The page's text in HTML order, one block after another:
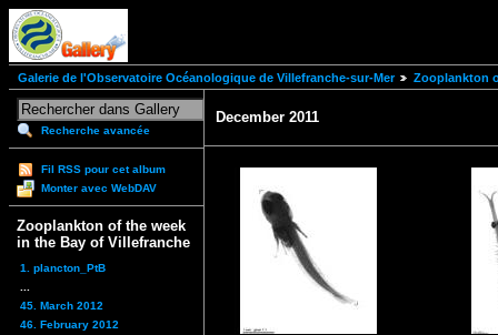
Galerie de l'Observatoire Océanologique de Villefranche-sur-Mer Zooplankton
Recherche avancée
Fil RSS pour cet album
Monter avec WebDAV
Zooplankton of the week
in the Bay of Villefranche
1. plancton_PtB
45. March 2012
46. February 2012
December 2011